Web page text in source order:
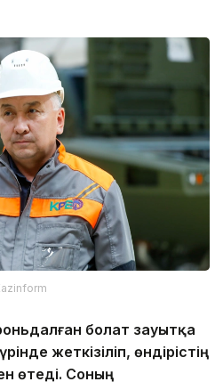
болат зауытқа
жеткізіліп, өндірістің
өтеді. Соның